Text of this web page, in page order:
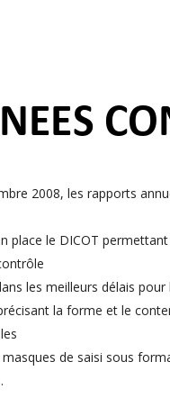
2008, les rapports
place le DICOT
les meilleurs délais
la forme et le
de saisi sous